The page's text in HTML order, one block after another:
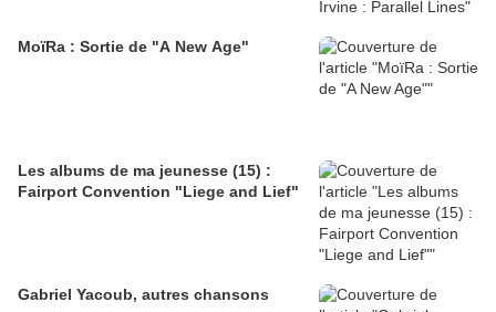
MoïRa : Sortie de "A New Age"
Les albums de ma jeunesse (15) :
Fairport Convention "Liege and Lief"
Gabriel Yacoub, autres chansons